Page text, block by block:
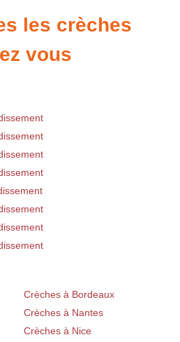
les crèches
vous
Crèches à Bordeaux
Crèches à Nantes
Crèches à Nice